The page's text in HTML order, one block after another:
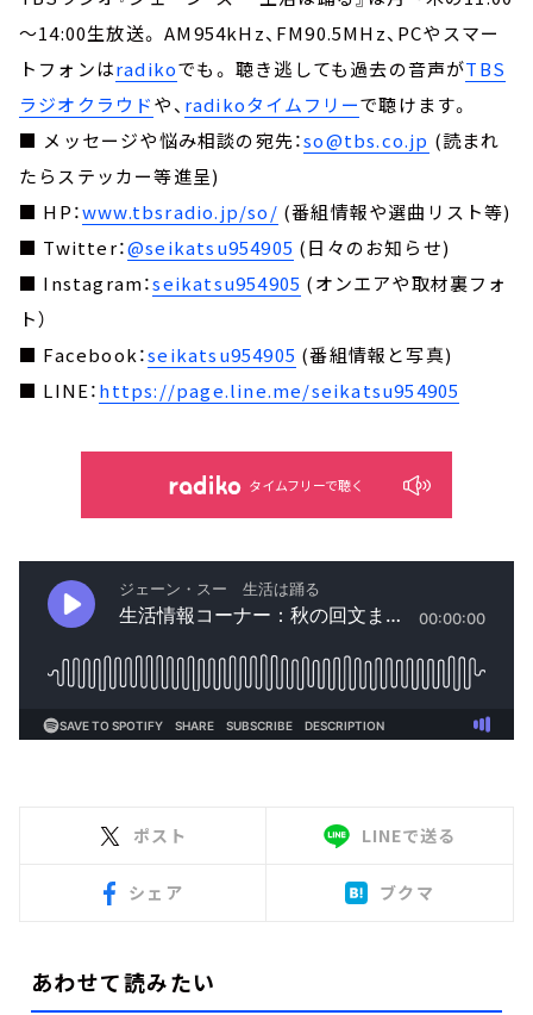
～14:00生放送。 AM954kHz、FM90.5MHz、PCやスマー
トフォンはradikoでも。 聴き逃しても過去の音声がTBS
ラジオクラウドや、 radikoタイムフリーで聴けます。
■ メッセージや悩み相談の宛先：so@tbs.co.jp (読まれ
たらステッカー等進呈)
■ HP：www.tbsradio.jp/so/ (番組情報や選曲リスト等)
■ Twitter：@seikatsu954905 (日々のお知らせ)
■ Instagram：seikatsu954905 (オンエアや取材裏フォ
ト）
■ Facebook：seikatsu954905 (番組情報と写真)
■ LINE：https://page.line.me/seikatsu954905
タイムフリーで聴く
ポスト LINEで送る
シェア ブクマ
あわせて読みたい